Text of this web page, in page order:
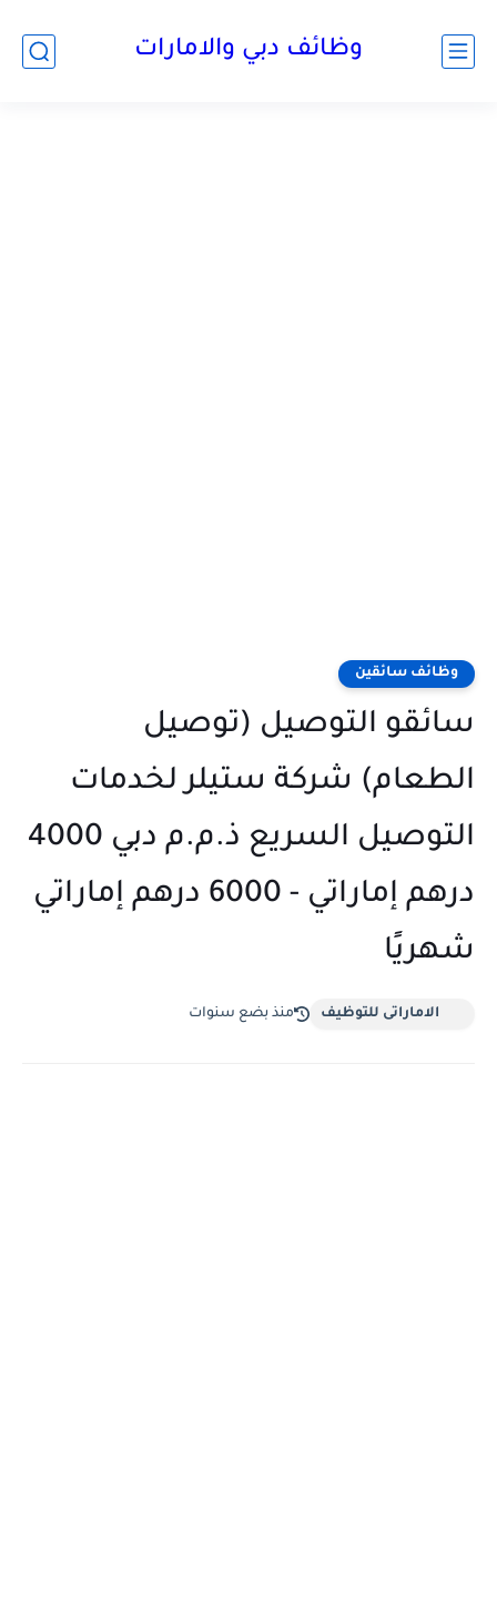
وظائف دبي والامارات
وظائف سائقين
سائقو التوصيل (توصيل
الطعام) شركة ستيلر لخدمات
التوصيل السريع ذ.م.م دبي 4000
درهم إماراتي - 6000 درهم إماراتي
شهريًا
الاماراتى للتوظيف منذ بضع سنوات